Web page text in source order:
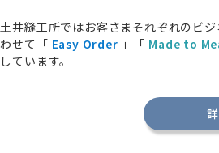
土井縫工所ではお客さまそれぞれのビ
わせて「 Easy Order 」「 Made to
しています。